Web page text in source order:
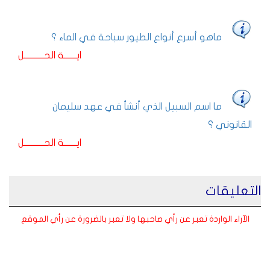
ماهو أسرع أنواع الطيور سباحة في الماء ؟
ايـــــــة الحـــــــــــل
ما اسم السبيل الذي أنشأ في عهد سليمان
القانوني ؟
ايـــــــة الحـــــــــــل
التعليقات
الآراء الواردة تعبر عن رأي صاحبها ولا تعبر بالضرورة عن رأي الموقع